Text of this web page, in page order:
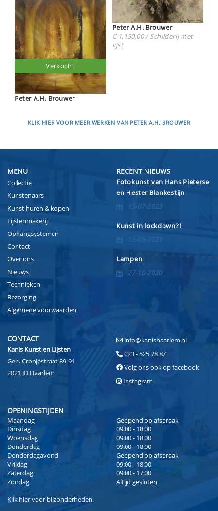
Peter A.H. Brouwer
Verkocht
Peter A.H. Brouwer
€ 1,150,00 / Schilderij met
lijst
KLIK HIER VOOR MEER WERKEN VAN PETER A.H. BROUWER
MENU
Collectie
Kunstenaars
Kunst huren & kopen
Lijstenmakerij
Ophangsystemen
Contact
Over ons
Nieuws
Technieken
Bezorging
Algemene voorwaarden
RECENT NIEUWS
Fotokunst van Hans Pieterse
en Hester Blankestijn
15-07-2023
Kunst in lockdown?!
15-03-2021
Lampen
27-10-2020
CONTACT
Kanis Kunst en Lijsten
Gen. Cronjéstraat 89-91
2021 JD Haarlem
info@kanishaarlem.nl
023 - 525 78 87
Volg ons ook op facebook
Instagram
OPENINGSTIJDEN
Maandag
Geopend op afspraak
Dinsdag
09:00 - 18:00
Woensdag
09:00 - 18:00
Donderdag
09:00 - 18:00
Donderdagavond
Geopend op afspraak
Vrijdag
09:00 - 18:00
Zaterdag
09:00 - 17:00
Zondag
Altijd gesloten
Klik hiervoor bijzonderheden.